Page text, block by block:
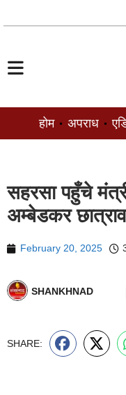
होम अपराध
सहरसा पहुँचे
अम्बेडकर
February 20, 2025
SHANKHNAD
SHARE: